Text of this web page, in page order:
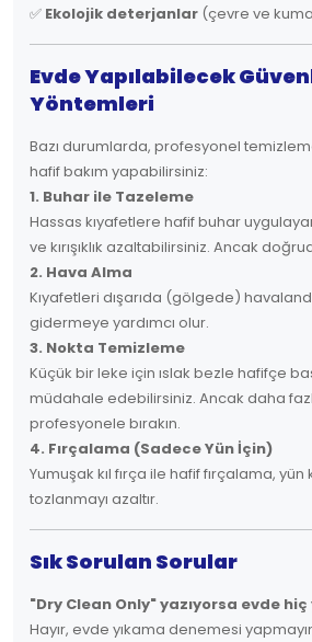
✅ Ekolojik deterjanlar (çevre ve
Evde Yapılabilecek
Yöntemleri
Bazı durumlarda, profesyonel
hafif bakım yapabilirsiniz:
1. Buhar ile Tazeleme
Hassas kıyafetlere hafif buhar
ve kırışıklık azaltabilirsiniz. Ancak
2. Hava Alma
Kıyafetleri dışarıda (gölgede)
gidermeye yardımcı olur.
3. Nokta Temizleme
Küçük bir leke için ıslak bezle hafifçe
müdahale edebilirsiniz. Ancak daha
profesyonele bırakın.
4. Fırçalama (Sadece Yün İçin)
Yumuşak kıl fırça ile hafif fırçalama, yün
tozlanmayı azaltır.
Sık Sorulan Sorular
"Dry Clean Only" yazıyorsa evde hiç
Hayır, evde yıkama denemesi